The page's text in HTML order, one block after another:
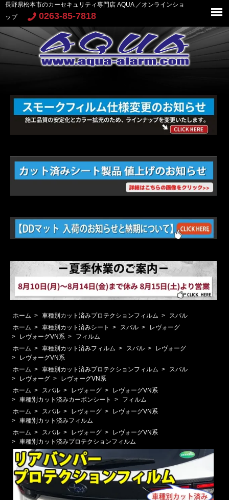
長野県松本市のカーセキュリティ専門店 AQUA ／オンラインショ
ップ
0263-85-7818
ホーム > 車種別カット済みプロテクションフィルム >
スバル
ホーム > 車種別カット済みシート > スバル >
レヴォーグ
>
レヴォーグVN系 >
フィルム
ホーム > 車種別カット済みフィルム > スバル >
レヴォーグ
>
レヴォーグVN系
ホーム > 車種別カット済みプロテクションフィルム >
スバル
>
レヴォーグ >
レヴォーグVN系
ホーム > スバル > レヴォーグ >
レヴォーグVN系
> 車種別カット済みカーボンシート >
フィルム
ホーム > スバル > レヴォーグ >
レヴォーグVN系
> 車種別カット済みフィルム
ホーム > スバル > レヴォーグ >
レヴォーグVN系
> 車種別カット済みプロテクションフィルム